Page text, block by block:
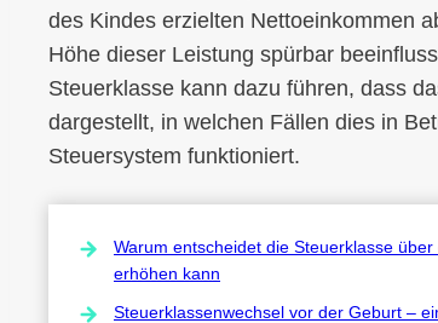
des Kindes erzielten Nettoeinkommen
Höhe dieser Leistung spürbar
Steuerklasse kann dazu führen, dass
dargestellt, in welchen Fällen dies in
Steuersystem funktioniert.
Warum entscheidet die Steuerklasse
erhöhen kann
Steuerklassenwechsel vor der Geburt –